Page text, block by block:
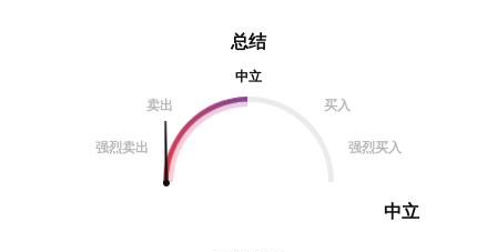
总结
中立
卖出
买入
强烈卖出 强烈买入
中立